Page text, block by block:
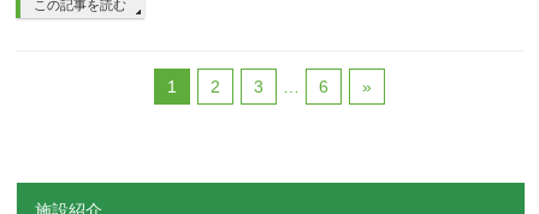
この記事を読む
1 2 3 6 »
施設紹介